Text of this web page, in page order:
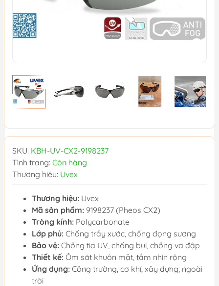
SKU: KBH-UV-CX2-9198237
Tình trạng: Còn hàng
Thương hiệu: Uvex
Thương hiệu: Uvex
Mã sản phẩm: 9198237 (Pheos CX2)
Tròng kính: Polycarbonate
Lớp phủ: Chống trầy xước, chống đọng sương
Bảo vệ: Chống tia UV, chống bụi, chống va đập
Thiết kế: Ôm sát khuôn mặt, tầm nhìn rộng
Ứng dụng: Công trường, cơ khí, xây dựng, ngoài
trời